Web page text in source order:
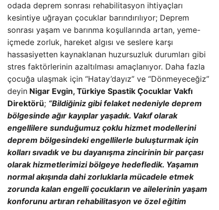
odada deprem sonrası rehabilitasyon ihtiyaçları
kesintiye uğrayan çocuklar barındırılıyor; Deprem
sonrası yaşam ve barınma koşullarında artan, yeme-
içmede zorluk, hareket algısı ve seslere karşı
hassasiyetten kaynaklanan huzursuzluk durumları gibi
stres faktörlerinin azaltılması amaçlanıyor. Daha fazla
çocuğa ulaşmak için “Hatay’dayız” ve “Dönmeyeceğiz”
deyin Nigar Evgin, Türkiye Spastik Çocuklar Vakfı
Direktörü; “Bildiğiniz gibi felaket nedeniyle deprem
bölgesinde ağır kayıplar yaşadık. Vakıf olarak
engellilere sunduğumuz çoklu hizmet modellerini
deprem bölgesindeki engellilerle buluşturmak için
kolları sıvadık ve bu dayanışma zincirinin bir parçası
olarak hizmetlerimizi bölgeye hedefledik. Yaşamın
normal akışında dahi zorluklarla mücadele etmek
zorunda kalan engelli çocukların ve ailelerinin yaşam
konforunu artıran rehabilitasyon ve özel eğitim